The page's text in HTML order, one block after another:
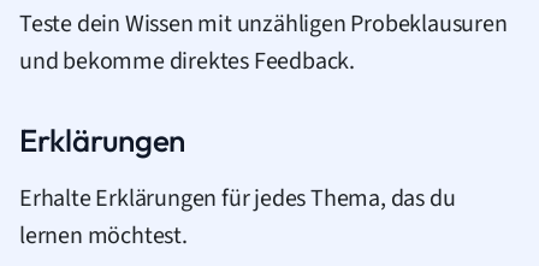
Teste dein Wissen mit unzähligen Probeklausuren
und bekomme direktes Feedback.
Erklärungen
Erhalte Erklärungen für jedes Thema, das du
lernen möchtest.